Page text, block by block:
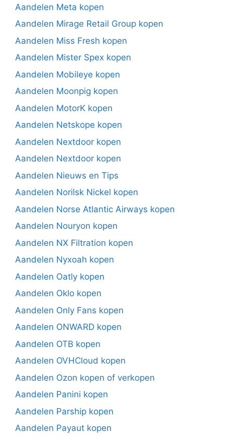
Aandelen Meta kopen
Aandelen Mirage Retail Group kopen
Aandelen Miss Fresh kopen
Aandelen Mister Spex kopen
Aandelen Mobileye kopen
Aandelen Moonpig kopen
Aandelen MotorK kopen
Aandelen Netskope kopen
Aandelen Nextdoor kopen
Aandelen Nextdoor kopen
Aandelen Nieuws en Tips
Aandelen Norilsk Nickel kopen
Aandelen Norse Atlantic Airways kopen
Aandelen Nouryon kopen
Aandelen NX Filtration kopen
Aandelen Nyxoah kopen
Aandelen Oatly kopen
Aandelen Oklo kopen
Aandelen Only Fans kopen
Aandelen ONWARD kopen
Aandelen OTB kopen
Aandelen OVHCloud kopen
Aandelen Ozon kopen of verkopen
Aandelen Panini kopen
Aandelen Parship kopen
Aandelen Payaut kopen